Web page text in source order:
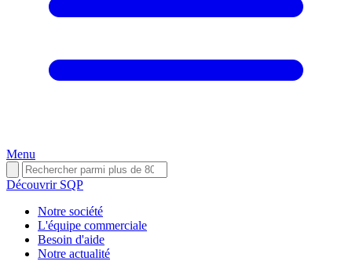
Menu
Découvrir SQP
Notre société
L'équipe commerciale
Besoin d'aide
Notre actualité